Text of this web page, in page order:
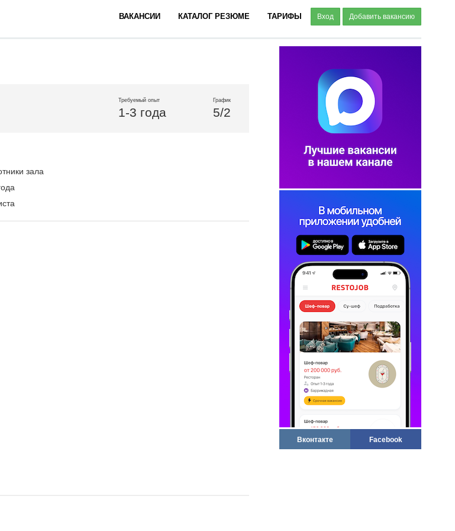
ВАКАНСИИ КАТАЛОГ РЕЗЮМЕ ТАРИФЫ Вход Добавить вакансию
Вконтакте Facebook
Требуемый опыт
1-3 года
График
5/2
зала